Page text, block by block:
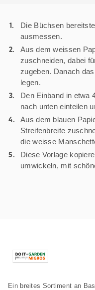
Die Büchsen
ausmessen.
Aus dem weissen
zuschneiden, dabei
zugeben. Danach
legen.
Den Einband in etwa
nach unten einteilen
Aus dem blauen
Streifenbreite
die weisse
Diese Vorlage
umwickeln, mit
Ein breites Sortiment an